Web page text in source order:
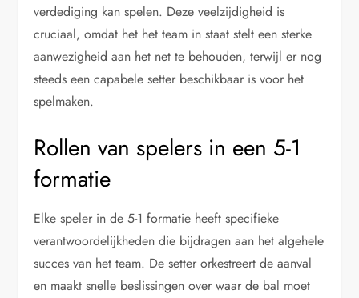
verdediging kan spelen. Deze veelzijdigheid is
cruciaal, omdat het het team in staat stelt een sterke
aanwezigheid aan het net te behouden, terwijl er nog
steeds een capabele setter beschikbaar is voor het
spelmaken.
Rollen van spelers in een 5-1
formatie
Elke speler in de 5-1 formatie heeft specifieke
verantwoordelijkheden die bijdragen aan het algehele
succes van het team. De setter orkestreert de aanval
en maakt snelle beslissingen over waar de bal moet